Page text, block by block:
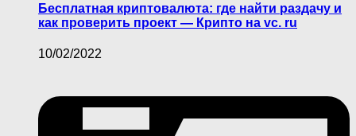
Бесплатная криптовалюта: где найти раздачу и
как проверить проект — Крипто на vc. ru
10/02/2022